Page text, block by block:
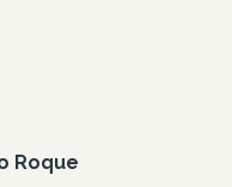
Roque